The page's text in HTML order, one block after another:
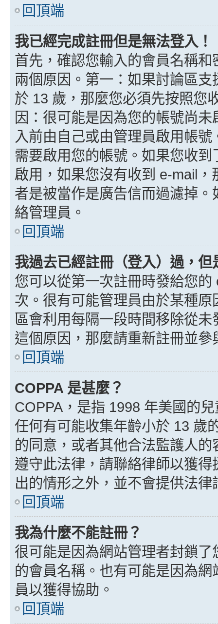
回頂端
我已經完成註冊但是無法登入！
首先，確認您輸入的會員名稱
兩個原因。第一：如果討論區
於 13 歲，那麼您必須先按照您
因：很可能是因為您的帳號尚
入前由自己或由管理員啟用帳
需要啟用您的帳號。如果您收
啟用，如果您沒有收到 e-mail
者是被當作是廣告信而過濾掉
絡管理員。
回頂端
我過去已經註冊（登入）過，
您可以從第一次註冊時發給您
次。很有可能管理員由於某種
區會利用每隔一段時間移除從
這個原因，那麼請重新註冊並參
回頂端
COPPA 是甚麼？
COPPA，是指 1998 年美國的
任何有可能收集年齡小於 13 歲
的同意，或者其他合法監護人
遵守此法律，請聯絡律師以獲
出的情形之外，並不會提供法
回頂端
我為什麼不能註冊？
很可能是因為網站管理者封鎖
的會員名稱。也有可能是因為
員以獲得協助。
回頂端